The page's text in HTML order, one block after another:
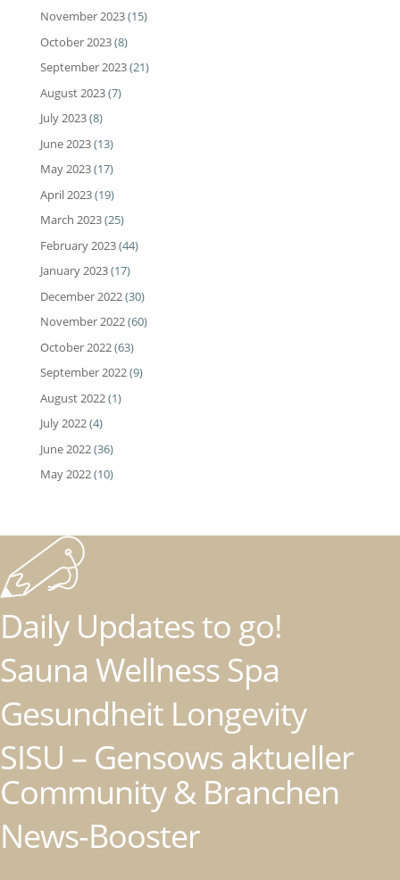
November 2023(15)
October 2023(8)
September 2023(21)
August 2023(7)
July 2023(8)
June 2023(13)
May 2023(17)
April 2023(19)
March 2023(25)
February 2023(44)
January 2023(17)
December 2022(30)
November 2022(60)
October 2022(63)
September 2022(9)
August 2022(1)
July 2022(4)
June 2022(36)
May 2022(10)
Daily Updates to go!
Sauna Wellness Spa
Gesundheit Longevity
SISU – Gensows aktueller
Community & Branchen
News-Booster